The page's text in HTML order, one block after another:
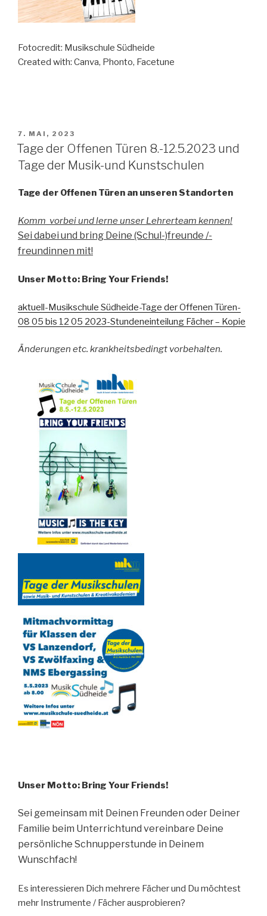
Fotocredit: Musikschule Südheide
Created with: Canva, Phonto, Facetune
VERÖFFENTLICHT
AM
7. MAI, 2023
Tage der Offenen Türen 8.-12.5.2023 und
Tage der Musik-und Kunstschulen
Tage der Offenen Türen an unseren Standorten
Komm vorbei und lerne unser Lehrerteam kennen!
Sei dabei und bring Deine (Schul-)freunde /-
freundinnen mit!
Unser Motto: Bring Your Friends!
aktuell-Musikschule Südheide-Tage der Offenen Türen-
08 05 bis 12 05 2023-Stundeneinteilung Fächer – Kopie
Änderungen etc. krankheitsbedingt vorbehalten.
Unser Motto: Bring Your Friends!
Sei gemeinsam mit Deinen Freunden oder Deiner
Familie beim Unterrichtund vereinbare Deine
persönliche Schnupperstunde in Deinem
Wunschfach!
Es interessieren Dich mehrere Fächer und Du möchtest
mehr Instrumente / Fächer ausprobieren?